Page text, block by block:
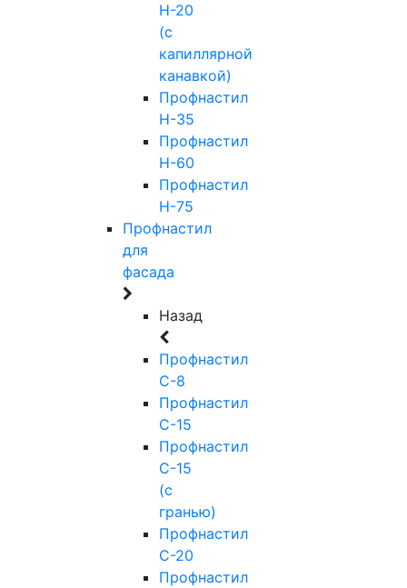
Н-20
(с
капиллярной
канавкой)
Профнастил
Н-35
Профнастил
Н-60
Профнастил
Н-75
Профнастил
для
фасада
Назад
Профнастил
С-8
Профнастил
С-15
Профнастил
С-15
(с
гранью)
Профнастил
С-20
Профнастил